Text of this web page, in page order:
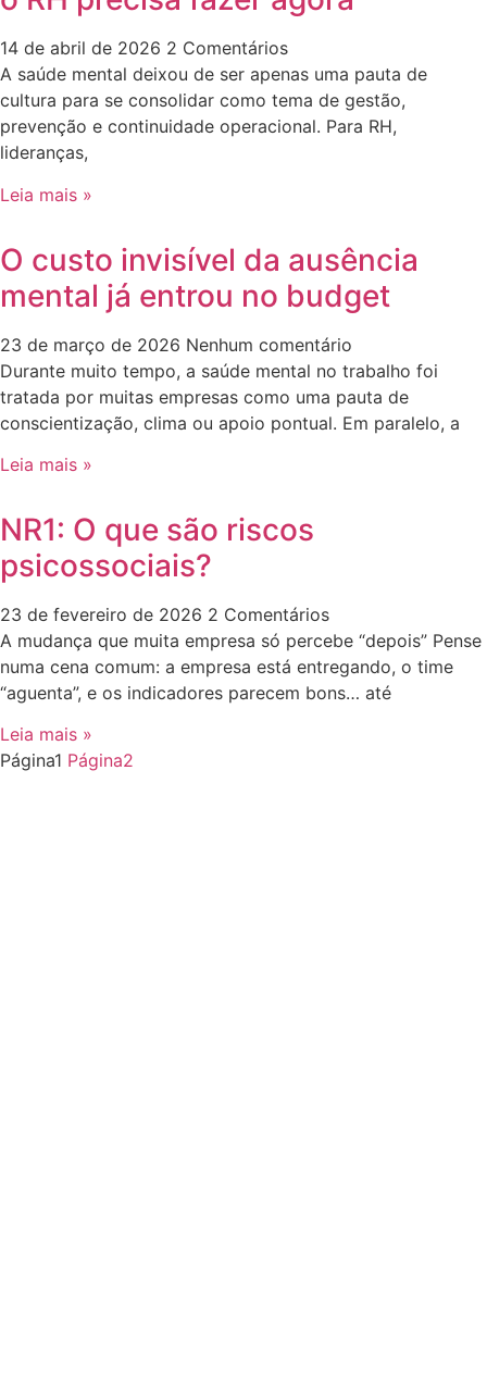
14 de abril de 2026 2 Comentários
A saúde mental deixou de ser apenas uma pauta de
cultura para se consolidar como tema de gestão,
prevenção e continuidade operacional. Para RH,
lideranças,
Leia mais »
O custo invisível da ausência
mental já entrou no budget
23 de março de 2026 Nenhum comentário
Durante muito tempo, a saúde mental no trabalho foi
tratada por muitas empresas como uma pauta de
conscientização, clima ou apoio pontual. Em paralelo, a
Leia mais »
NR1: O que são riscos
psicossociais?
23 de fevereiro de 2026 2 Comentários
A mudança que muita empresa só percebe “depois” Pense
numa cena comum: a empresa está entregando, o time
“aguenta”, e os indicadores parecem bons… até
Leia mais »
Página1 Página2